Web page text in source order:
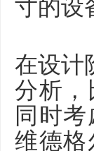
寸的设
在设计
分析，
同时
维德格